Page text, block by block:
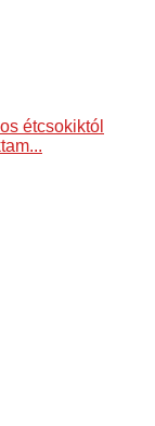
étcsokiktól